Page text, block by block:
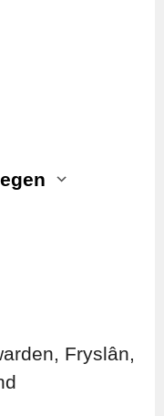
Fryslân,